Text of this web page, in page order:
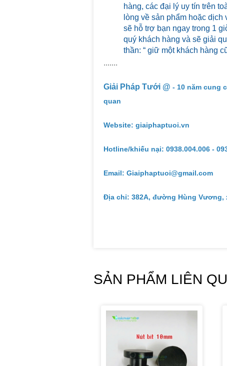
hàng, các đại lý uy tín trên
lòng về sản phẩm hoặc
sẽ hỗ trợ bạn ngay trong 1
quý khách hàng và sẽ giải
thần: “ giữ một khách hàng
.......
Giải Pháp Tưới @ - 10 năm cung
quan
Website: giaiphaptuoi.vn
Hotline/khiếu nại: 0938.004.006 -
Email: Giaiphaptuoi@gmail.com
Địa chỉ: 382A, đường Hùng Vương,
SẢN PHẨM LIÊN